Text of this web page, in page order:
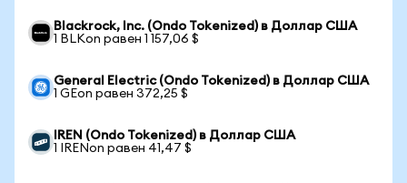
Blackrock, Inc. (Ondo Tokenized) в Доллар США
1 BLKon равен 1 157,06 $
General Electric (Ondo Tokenized) в Доллар США
1 GEon равен 372,25 $
IREN (Ondo Tokenized) в Доллар США
1 IRENon равен 41,47 $